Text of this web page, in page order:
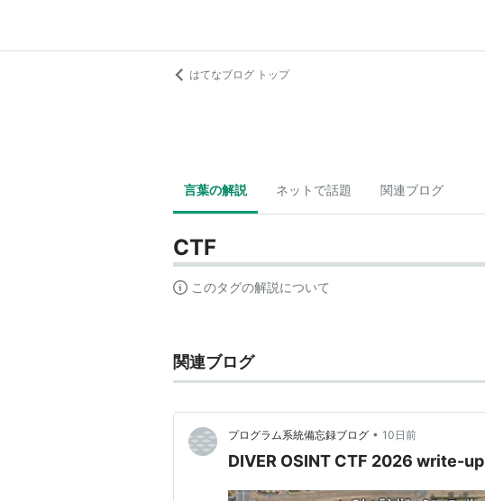
はてなブログ トップ
言葉の解説 ネットで話題 関連ブログ
CTF
このタグの解説について
関連ブログ
プログラム系統備忘録ブログ • 10日前
DIVER OSINT CTF 2026 write-up